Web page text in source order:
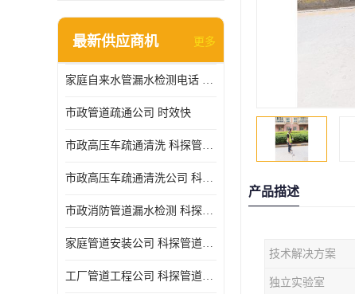
最新供应商机 更多
家庭自来水管漏水检测电话 服务周到
市政管道疏通公司 时效快
市政高压车疏通清洗 科探管道工程 设备齐
市政高压车疏通清洗公司 科探管道工程 经验丰富
市政消防管道漏水检测 科探管道工程 快速上门
家庭管道安装公司 科探管道工程 团队服务
工厂管道工程公司 科探管道工程 时效快
产品描述
技术解决方案
独立实验室